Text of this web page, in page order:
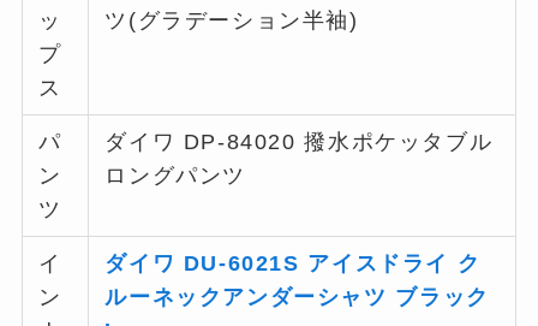
ッ
プ
ス
ツ(グラデーション半袖)
パ
ン
ツ
ダイワ DP-84020 撥水ポケッタブル
ロングパンツ
イ
ン
ダイワ DU-6021S アイスドライ ク
ルーネックアンダーシャツ ブラック